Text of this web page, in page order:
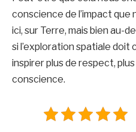
conscience de l’impact
ici, sur Terre, mais bien au-
si l’exploration spatiale doit
inspirer plus de respect,
conscience.